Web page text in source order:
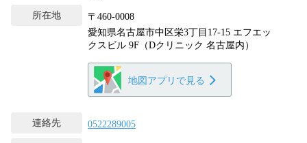
所在地
〒460-0008
愛知県名古屋市中区栄3丁目17-15 エフエッ
クスビル 9F（Dクリニック 名古屋内）
地図アプリで見る
連絡先 0522289005